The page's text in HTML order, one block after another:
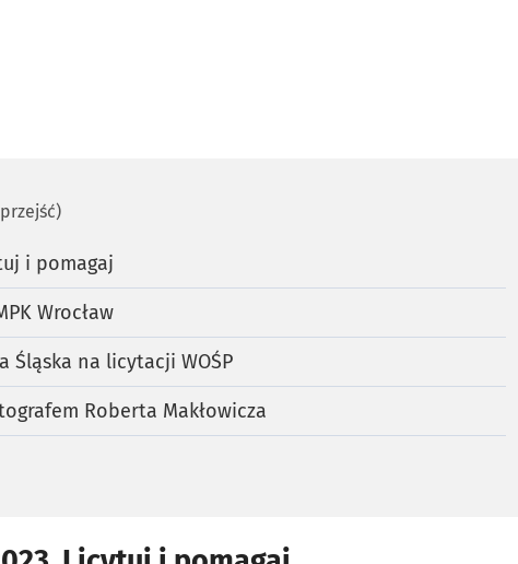
i pomagaj
Wrocław
Śląska na licytacji WOŚP
Roberta Makłowicza